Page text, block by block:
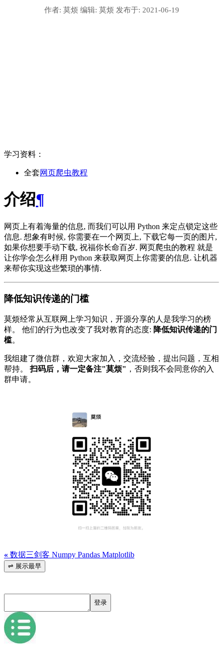
作者: 莫烦 编辑: 莫烦 发布于: 2021-06-19
学习资料：
全套网页爬虫教程
介绍¶
网页上有着海量的信息, 而我们可以用 Python 来定点锁定这些
信息. 想象有时候, 你需要在一个网页上, 下载它每一页的图片,
如果你想要手动下载, 祝福你长命百岁. 网页爬虫的教程 就是
让你学会怎么样用 Python 来获取网页上你需要的信息. 让机器
来帮你实现这些繁琐的事情.
降低知识传递的门槛
莫烦经常从互联网上学习知识，开源分享的人是我学习的榜
样。 他们的行为也改变了我对教育的态度: 降低知识传递的门
槛。
我组建了微信群，欢迎大家加入，交流经验，提出问题，互相
帮持。扫码后，请一定备注"莫烦" ，否则我不会同意你的入
群申请。
« 数据三剑客 Numpy Pandas Matplotlib
⇌ 展示最早
登录